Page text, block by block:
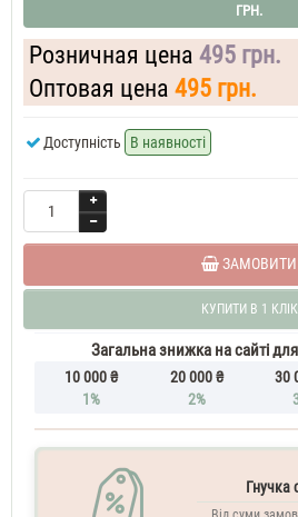
ГРН.
Розничная цена 495 грн.
Оптовая цена 495 грн.
Доступність В наявності
ЗАМОВИТИ
КУПИТИ В 1 КЛІК
Загальна знижка на сайті
10 000 ₴
1%
20 000 ₴
2%
30
Гнучка